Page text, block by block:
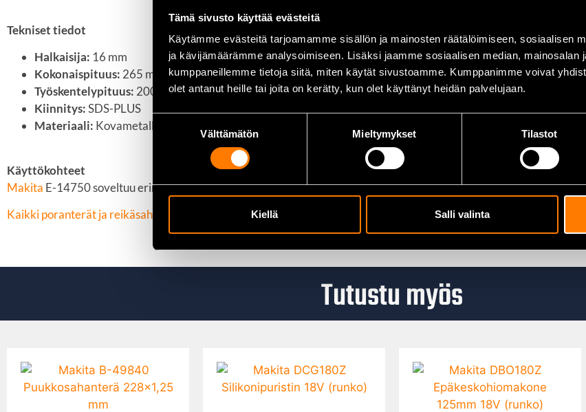
Tämä sivusto käyttää evästeitä
Käytämme evästeitä tarjoamamme sisällön ja mainosten räätälöimiseen, sosiaalisen
ja kävijämäärämme analysoimiseen. Lisäksi jaamme sosiaalisen median, mainosalan
kumppaneillemme tietoja siitä, miten käytät sivustoamme. Kumppanimme voivat
olet antanut heille tai joita on kerätty, kun olet käyttänyt heidän palvelujaan.
Suostumuksen
Välttämätön Mieltymykset Tilastot
Kiellä Salli valinta
Tekniset tiedot
Halkaisija: 16 mm
Kokonaispituus: 265 mm
Työskentelypituus: 200 mm
Kiinnitys:SDS-PLUS
Materiaali: Kovametallinen kärki, teräsrunko
Käyttökohteet
Makita E-14750 soveltuu erinomaisesti betonin, luonnonkiven ja muiden kovien materiaalien poraamiseen,
Kaikki poranterät ja reikäsahat löydät täältä
Tutustu myös